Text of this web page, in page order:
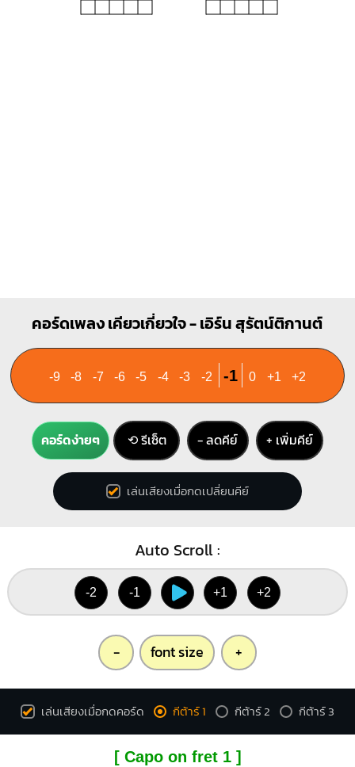
คอร์ดเพลง เคียวเกี่ยวใจ - เอิร์น สุรัตน์ติกานต์
-9 -8 -7 -6 -5 -4 -3 -2 -1 0 +1 +2
คอร์ดง่ายๆ ⟲ รีเซ็ต − ลดคีย์ + เพิ่มคีย์
เล่นเสียงเมื่อกดเปลี่ยนคีย์
Auto Scroll :
-2 -1 +1 +2
- font size +
เล่นเสียงเมื่อกดคอร์ด กีต้าร์ 1 กีต้าร์ 2 กีต้าร์ 3
[ Capo on fret 1 ]